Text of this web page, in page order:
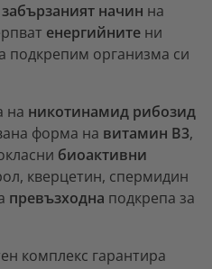
забързаният начин на
енергийните ни
подкрепим организма си
на никотинамид рибозид
форма на витамин B3,
биоактивни
кверцетин, спермидин
превъзходна подкрепа за
комплекс гарантира